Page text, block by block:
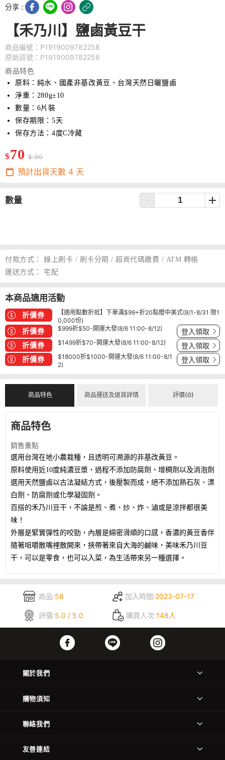
分享 :
【禾乃川】鹽鹵黃豆干
商品編號：P1919009782258
原始貨號：P1919009782258
商品特色
原料：純水、國產非基改黃豆、台灣天然日曬鹽鹵
淨重：280g±10
數量：6片裝
保存期限：5天
保存方法：4度C冷藏
$70 $ 90
預計出貨天數 4 天
數量
付款方式：
線上刷卡 / 刷卡分期 / 超商代碼繳費 / ATM 轉帳
運送方式：
宅配
本商品適用活動
折價券
【適用點數折抵】下單滿$99+折20點贈中美式(8/1-8/31 限1
0,000份)
折價券 $999折$50-開運大發(8/6 11:00-8/12) 登入領取
折價券 $1499折$70-開運大發(8/6 11:00-8/12) 登入領取
折價券
$18000折$1000-開運大發(8/6 11:00-8/1
2)
登入領取
商品特色 商品運送及退貨詳情 評價(0)
商品特色
銷售重點
選用台灣在地小農栽種，且透明可溯源的非基改黃豆。
原料使用近10度純濃豆漿，過程不添加防腐劑、增稠劑以及消泡劑
選用天然鹽鹵以古法凝結方式，後壓製而成，絕不添加熟石灰、漂
白劑、防腐劑或化學凝固劑。
百搭的禾乃川豆干，不論是煎、煮、炒、炸、滷或是涼拌都很美
味！
外層是緊實彈性的咬勁，內層是綿密滑順的口感，香濃的黃豆香伴
隨著咀嚼散嘴裡散開來，挾帶著來自大海的鹹味，美味禾乃川豆
干，可以是零食，也可以入菜，為生活帶來另一種選擇。
商品:58 加入時間:2023-07-17
評價:5.0 / 5.0 購買人次:148人
關於我們
購物須知
聯絡我們
友善連結